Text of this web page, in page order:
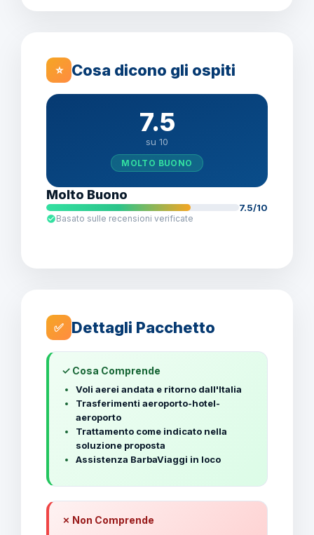
⭐ Cosa dicono gli ospiti
7.5
su 10
MOLTO BUONO
Molto Buono
7.5/10
Basato sulle recensioni verificate
✅ Dettagli Pacchetto
✓ Cosa Comprende
Voli aerei andata e ritorno dall'Italia
Trasferimenti aeroporto-hotel-
aeroporto
Trattamento come indicato nella
soluzione proposta
Assistenza BarbaViaggi in loco
✗ Non Comprende